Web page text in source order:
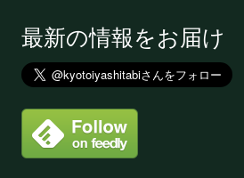
最新の情報をお届け